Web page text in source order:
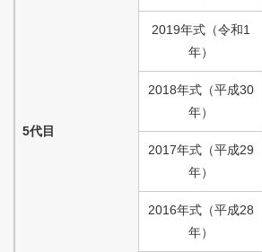
5代目
2019年式 （令和1
年）
2018年式 （平成30
年）
2017年式 （平成29
年）
2016年式 （平成28
年）